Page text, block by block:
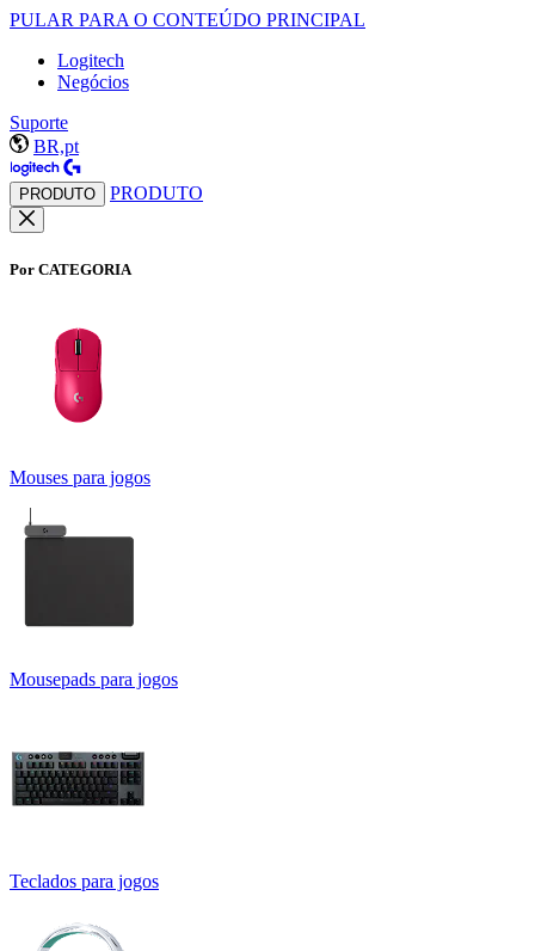
PULAR PARA O CONTEÚDO PRINCIPAL
Logitech
Negócios
Suporte
BR,pt
PRODUTO PRODUTO
Por CATEGORIA
Mouses para jogos
Mousepads para jogos
Teclados para jogos